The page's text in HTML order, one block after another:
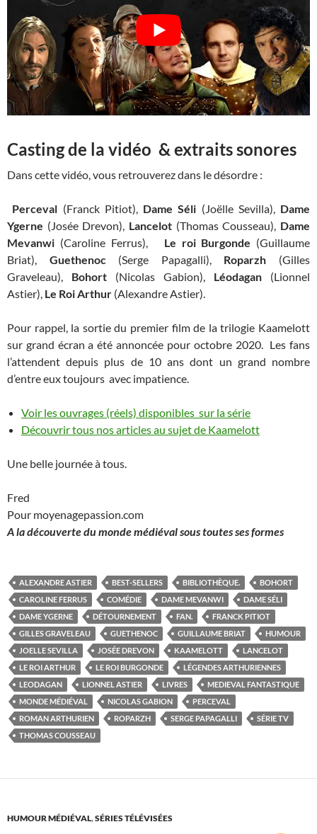
Casting de la vidéo & extraits sonores
Dans cette vidéo, vous retrouverez dans le désordre :
Perceval (Franck Pitiot), Dame Séli (Joëlle Sevilla), Dame
Ygerne (Josée Drevon), Lancelot (Thomas Cousseau), Dame
Mevanwi (Caroline Ferrus), Le roi Burgonde (Guillaume
Briat), Guethenoc(Serge Papagalli), Roparzh (Gilles
Graveleau), Bohort (Nicolas Gabion), Léodagan (Lionnel
Astier), Le Roi Arthur (Alexandre Astier).
Pour rappel, la sortie du premier film de la trilogie Kaamelott
sur grand écran a été annoncée pour octobre 2020. Les fans
l’attendent depuis plus de 10 ans dont un grand nombre
d’entre eux toujours avec impatience.
Voir les ouvrages (réels) disponibles sur la série
Découvrir tous nos articles au sujet de Kaamelott
Une belle journée à tous.
Fred
Pour moyenagepassion.com
A la découverte du monde médiéval sous toutes ses formes
ALEXANDRE ASTIER BEST-SELLERS BIBLIOTHÈQUE.
BOHORT
CAROLINE FERRUS
COMÉDIE DAME MEVANWI
DAME SÉLI
DAME YGERNE
DÉTOURNEMENT FAN.
FRANCK PITIOT
GILLES GRAVELEAU
GUETHENOC GUILLAUME BRIAT
HUMOUR
JOELLE SEVILLA
JOSÉE DREVON KAAMELOTT
LANCELOT
LE ROI ARTHUR
LE ROI BURGONDE
LÉGENDES ARTHURIENNES
LEODAGAN
LIONNEL ASTIER LIVRES
MEDIEVAL FANTASTIQUE
MONDE MÉDIÉVAL
NICOLAS GABION
PERCEVAL
ROMAN ARTHURIEN
ROPARZH SERGE PAPAGALLI
SÉRIE TV
THOMAS COUSSEAU
HUMOUR MÉDIÉVAL,SÉRIES TÉLÉVISÉES